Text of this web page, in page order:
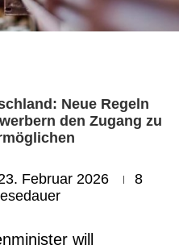
Neue Regeln
den Zugang zu
Februar 2026
8
will